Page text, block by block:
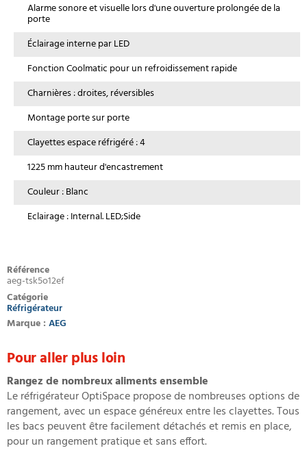
Alarme sonore et visuelle lors d'une ouverture prolongée de la
porte
Éclairage interne par LED
Fonction Coolmatic pour un refroidissement rapide
Charnières : droites, réversibles
Montage porte sur porte
Clayettes espace réfrigéré : 4
1225 mm hauteur d'encastrement
Couleur : Blanc
Eclairage : Internal. LED;Side
Référence
aeg-tsk5o12ef
Catégorie
Réfrigérateur
Marque : AEG
Pour aller plus loin
Rangez de nombreux aliments ensemble
Le réfrigérateur OptiSpace propose de nombreuses options de
rangement, avec un espace généreux entre les clayettes. Tous
les bacs peuvent être facilement détachés et remis en place,
pour un rangement pratique et sans effort.